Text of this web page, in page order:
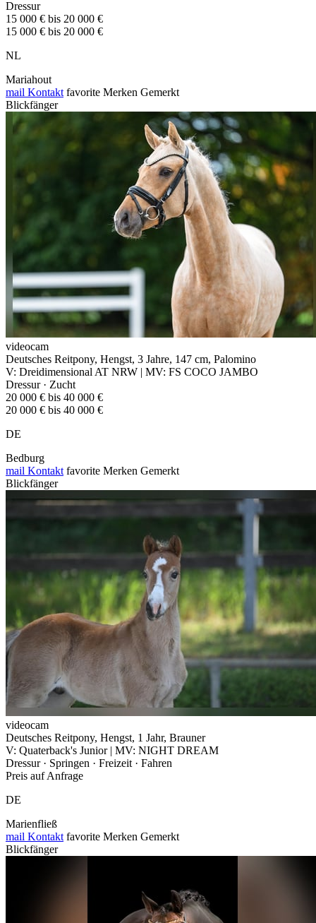
Dressur
15 000 € bis 20 000 €
15 000 € bis 20 000 €
NL
Mariahout
mail Kontakt favorite Merken Gemerkt
Blickfänger
videocam
Deutsches Reitpony, Hengst, 3 Jahre, 147 cm, Palomino
V: Dreidimensional AT NRW | MV: FS COCO JAMBO
Dressur · Zucht
20 000 € bis 40 000 €
20 000 € bis 40 000 €
DE
Bedburg
mail Kontakt favorite Merken Gemerkt
Blickfänger
videocam
Deutsches Reitpony, Hengst, 1 Jahr, Brauner
V: Quaterback's Junior | MV: NIGHT DREAM
Dressur · Springen · Freizeit · Fahren
Preis auf Anfrage
DE
Marienfließ
mail Kontakt favorite Merken Gemerkt
Blickfänger